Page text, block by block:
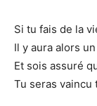
Si tu fais de la
Il y aura alors
Et sois assuré
Tu seras vaincu